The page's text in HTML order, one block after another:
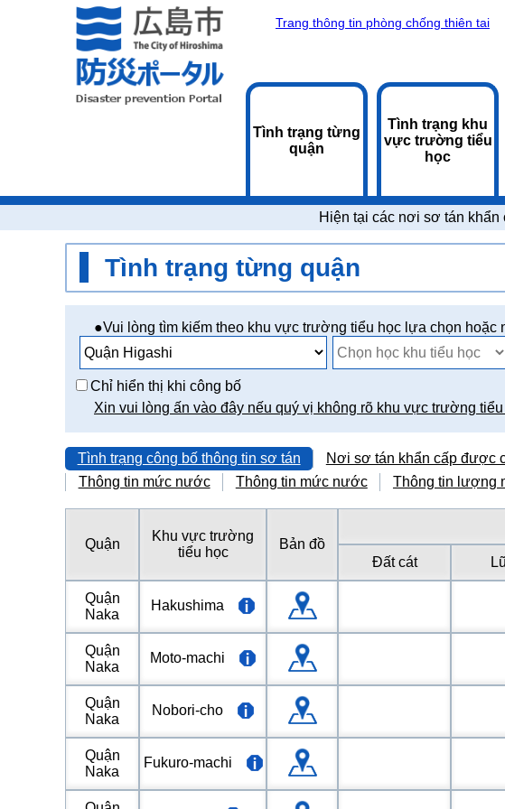
Trang thông tin phòng chống thiên tai
Tình trạng từng
quận
Tình trạng khu
vực trường tiểu
học
Hiện tại các nơi sơ tán
Tình trạng từng quận
●Vui lòng tìm kiếm theo khu vực trường tiểu học lựa chọn hoặc
Chỉ hiển thị khi công bố
Xin vui lòng ấn vào đây nếu quý vị không rõ khu vực trường
Tình trạng công bố thông tin sơ tán Nơi sơ tán khẩn cấp được
Thông tin mức nước
Thông tin mức nước Thông tin lượng
Quận
Khu vực trường
tiểu học
Bản đồ
Đất cát
Quận
Naka
Hakushima
Quận
Naka
Moto-machi
Quận
Naka
Nobori-cho
Quận
Naka
Fukuro-machi